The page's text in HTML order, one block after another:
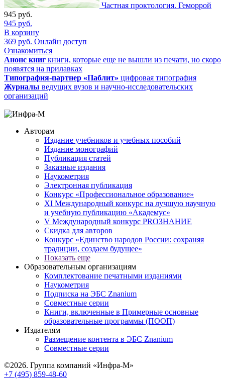
Частная проктология. Геморрой
945 руб.
945 руб.
В корзину
369 руб. Онлайн доступ
Ознакомиться
Анонс книг книги, которые еще не вышли из печати, но скоро
появятся на прилавках
Типография-партнер «Паблит» цифровая типография
Журналы ведущих вузов и научно-исследовательских
организаций
Авторам
Издание учебников и учебных пособий
Издание монографий
Публикация статей
Заказные издания
Наукометрия
Электронная публикация
Конкурс «Профессиональное образование»
XI Международный конкурс на лучшую научную
и учебную публикацию «Академус»
V Международный конкурс PROЗНАНИЕ
Скидка для авторов
Конкурс «Единство народов России: сохраняя
традиции, создаем будущее»
Показать еще
Образовательным организациям
Комплектование печатными изданиями
Наукометрия
Подписка на ЭБС Znanium
Совместные серии
Книги, включенные в Примерные основные
образовательные программы (ПООП)
Издателям
Размещение контента в ЭБС Znanium
Совместные серии
©2026. Группа компаний «Инфра-М»
+7 (495) 859-48-60